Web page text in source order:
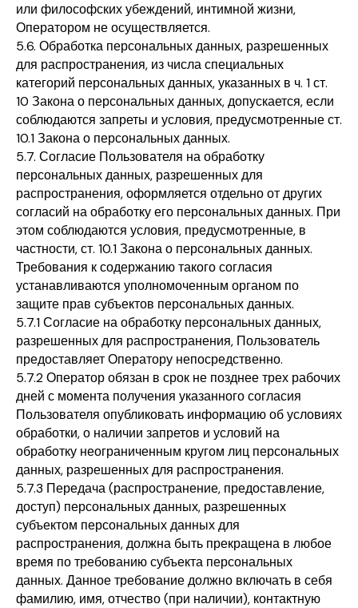
или философских убеждений, интимной жизни,
Оператором не осуществляется.
5.6. Обработка персональных данных, разрешенных
для распространения, из числа специальных
категорий персональных данных, указанных в ч. 1 ст.
10 Закона о персональных данных, допускается, если
соблюдаются запреты и условия, предусмотренные ст.
10.1 Закона о персональных данных.
5.7. Согласие Пользователя на обработку
персональных данных, разрешенных для
распространения, оформляется отдельно от других
согласий на обработку его персональных данных. При
этом соблюдаются условия, предусмотренные, в
частности, ст. 10.1 Закона о персональных данных.
Требования к содержанию такого согласия
устанавливаются уполномоченным органом по
защите прав субъектов персональных данных.
5.7.1 Согласие на обработку персональных данных,
разрешенных для распространения, Пользователь
предоставляет Оператору непосредственно.
5.7.2 Оператор обязан в срок не позднее трех рабочих
дней с момента получения указанного согласия
Пользователя опубликовать информацию об условиях
обработки, о наличии запретов и условий на
обработку неограниченным кругом лиц персональных
данных, разрешенных для распространения.
5.7.3 Передача (распространение, предоставление,
доступ) персональных данных, разрешенных
субъектом персональных данных для
распространения, должна быть прекращена в любое
время по требованию субъекта персональных
данных. Данное требование должно включать в себя
фамилию, имя, отчество (при наличии), контактную